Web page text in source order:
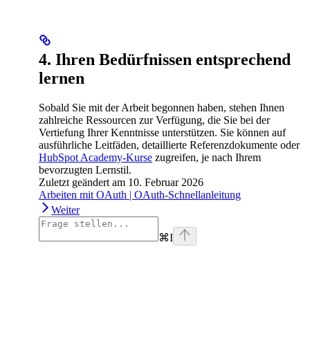
4. Ihren Bedürfnissen entsprechend
lernen
Sobald Sie mit der Arbeit begonnen haben, stehen Ihnen
zahlreiche Ressourcen zur Verfügung, die Sie bei der
Vertiefung Ihrer Kenntnisse unterstützen. Sie können auf
ausführliche Leitfäden, detaillierte Referenzdokumente oder
HubSpot Academy-Kurse zugreifen, je nach Ihrem
bevorzugten Lernstil.
Zuletzt geändert am 10. Februar 2026
Arbeiten mit OAuth | OAuth-Schnellanleitung
Weiter
⌘I